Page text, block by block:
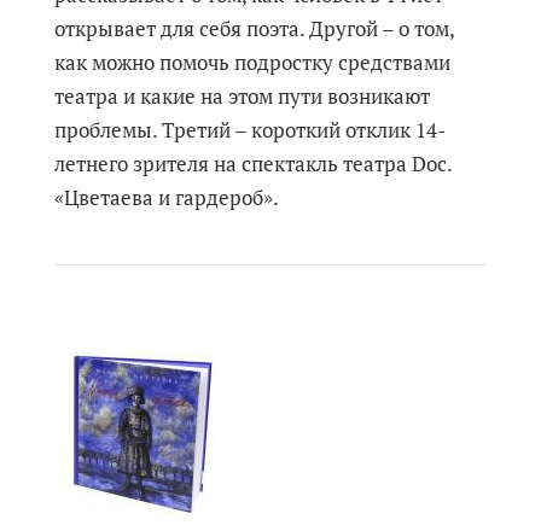
открывает для себя поэта. Другой – о том,
как можно помочь подростку средствами
театра и какие на этом пути возникают
проблемы. Третий – короткий отклик 14-
летнего зрителя на спектакль театра Doc.
«Цветаева и гардероб».